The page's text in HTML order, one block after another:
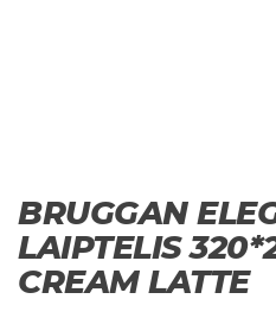
BRUGGAN
LAIPTELIS
CREAM LATTE